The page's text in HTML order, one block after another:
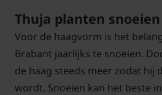
Thuja planten snoeien
Voor de haagvorm is het
Brabant jaarlijks te snoeien.
de haag steeds meer zodat hij
wordt. Snoeien kan het beste